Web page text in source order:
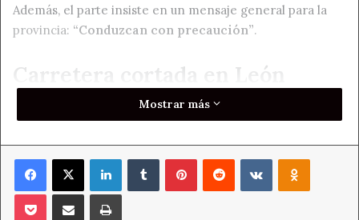
Además, el parte insiste en un mensaje general para la
provincia: “Conduzcan con precaución”.
Carretera cortada en León
La incidencia más severa del momento afecta a:
LE-524 (Pk 2,5–3,2): CORTADA por obras(obras en
la vía
Nieve: tramos con aviso de
Mostrar más
Facebook
X LinkedInTumblrPinterestReddit VKontakte
PocketCompartir por correo electrónicoImprimir